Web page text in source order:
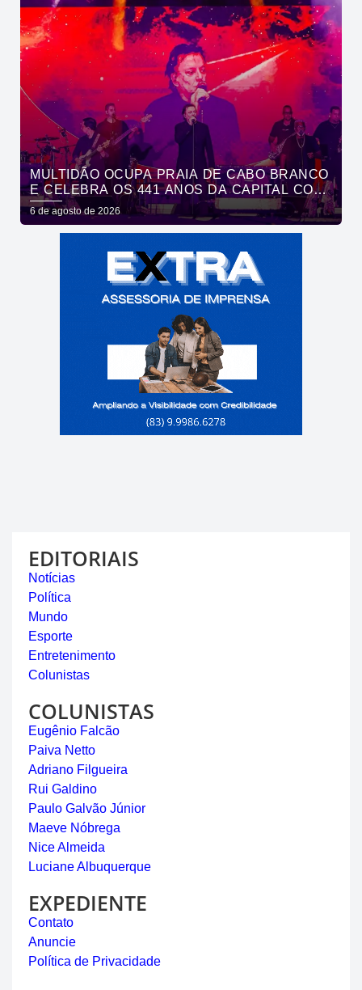
MULTIDÃO OCUPA PRAIA DE CABO BRANCO
E CELEBRA OS 441 ANOS DA CAPITAL COM
SHOWS DE ROUPA NOVA E FÁBIO JR
6 de agosto de 2026
EDITORIAIS
Notícias
Política
Mundo
Esporte
Entretenimento
Colunistas
COLUNISTAS
Eugênio Falcão
Paiva Netto
Adriano Filgueira
Rui Galdino
Paulo Galvão Júnior
Maeve Nóbrega
Nice Almeida
Luciane Albuquerque
EXPEDIENTE
Contato
Anuncie
Política de Privacidade